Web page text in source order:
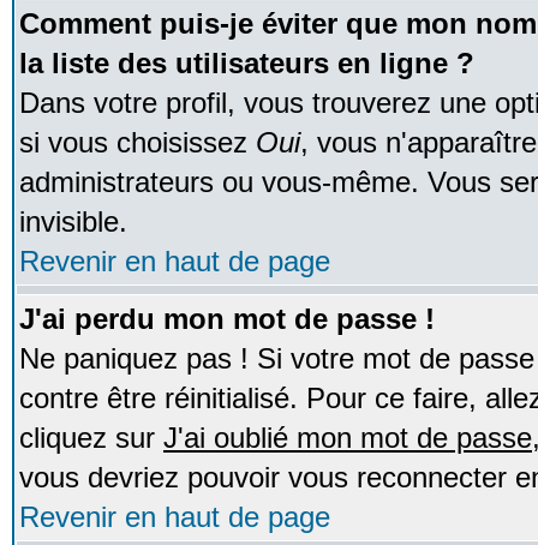
Comment puis-je éviter que mon
la liste des utilisateurs en ligne ?
Dans votre profil, vous trouverez une
si vous choisissez Oui, vous
administrateurs ou vous-même. Vous
invisible.
Revenir en haut de page
J'ai perdu mon mot de passe !
Ne paniquez pas ! Si votre mot de
contre être réinitialisé. Pour ce faire,
cliquez sur J'ai oublié mon mot de passe
vous devriez pouvoir vous reconnecter
Revenir en haut de page